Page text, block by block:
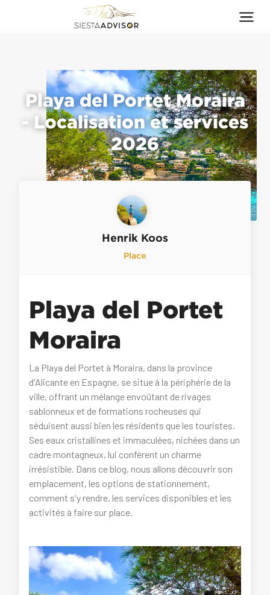
Playa del Portet Moraira
- Localisation et services
2026
Henrik Koos
Place
Playa del Portet
Moraira
La Playa del Portet à Moraira, dans la province
d'Alicante en Espagne, se situe à la périphérie de la
ville, offrant un mélange envoûtant de rivages
sablonneux et de formations rocheuses qui
séduisent aussi bien les résidents que les touristes.
Ses eaux cristallines et immaculées, nichées dans un
cadre montagneux, lui confèrent un charme
irrésistible. Dans ce blog, nous allons découvrir son
emplacement, les options de stationnement,
comment s'y rendre, les services disponibles et les
activités à faire sur place.